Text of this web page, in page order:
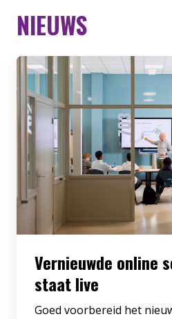
NIEUWS
Vernieuwde online
staat live
Goed voorbereid het